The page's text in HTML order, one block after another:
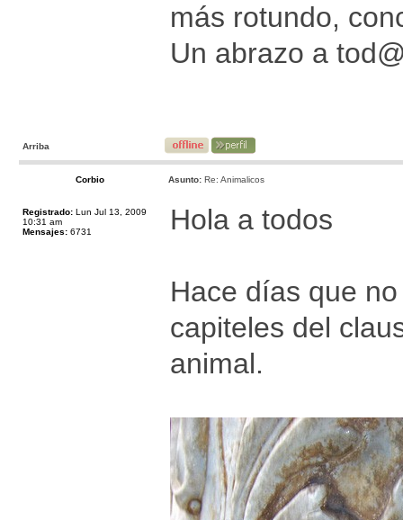
más rotundo,
Un abrazo a
Arriba
Corbio Asunto: Re: Animalicos
Registrado: Lun Jul 13, 2009
10:31 am
Mensajes: 6731 Hola a todos
Hace días que
capiteles del
animal.